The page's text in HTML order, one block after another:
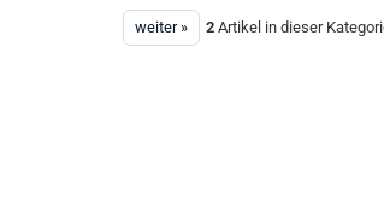
weiter » 2 Artikel in dieser